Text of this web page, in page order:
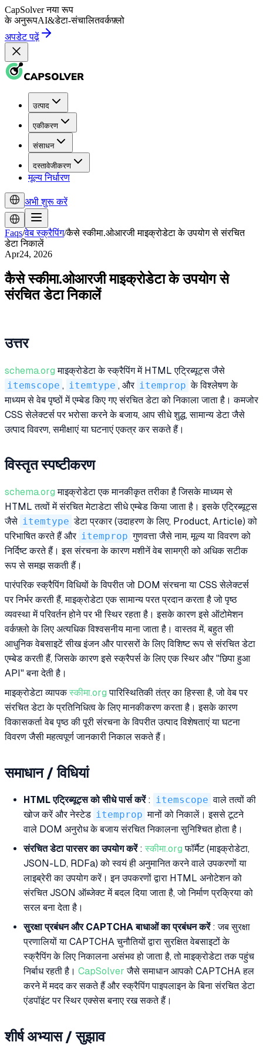
CapSolver नया रूप
के अनुरूपAI&डेटा-संचालितवर्कफ़्लो
अपडेट पढ़ें
उत्पाद
एकीकरण
संसाधन
दस्तावेजीकरण
मूल्य निर्धारण
अभी शुरू करें
Faqs/वेब स्क्रैपिंग/कैसे स्कीमा.ओआरजी माइक्रोडेटा के उपयोग से संरचित
डेटा निकालें
Apr24, 2026
कैसे स्कीमा.ओआरजी माइक्रोडेटा के उपयोग से
संरचित डेटा निकालें
उत्तर
schema.org माइक्रोडेटा के स्क्रैपिंग में HTML एट्रिब्यूट्स जैसे
itemscope , itemtype , और itemprop के विश्लेषण के
माध्यम से वेब पृष्ठों में एम्बेड किए गए संरचित डेटा को निकाला जाता है। कमजोर
CSS सेलेक्टर्स पर भरोसा करने के बजाय, आप सीधे शुद्ध, सामान्य डेटा जैसे
उत्पाद विवरण, समीक्षाएं या घटनाएं एकत्र कर सकते हैं।
विस्तृत स्पष्टीकरण
schema.org माइक्रोडेटा एक मानकीकृत तरीका है जिसके माध्यम से
HTML तत्वों में संरचित मेटाडेटा सीधे एम्बेड किया जाता है। इसके एट्रिब्यूट्स
जैसे itemtype डेटा प्रकार (उदाहरण के लिए, Product, Article) को
परिभाषित करते हैं और itemprop गुणवत्ता जैसे नाम, मूल्य या विवरण को
निर्दिष्ट करते हैं। इस संरचना के कारण मशीनें वेब सामग्री को अधिक सटीक
रूप से समझ सकती हैं।
पारंपरिक स्क्रैपिंग विधियों के विपरीत जो DOM संरचना या CSS सेलेक्टर्स
पर निर्भर करती हैं, माइक्रोडेटा एक सामान्य परत प्रदान करता है जो पृष्ठ
व्यवस्था में परिवर्तन होने पर भी स्थिर रहता है। इसके कारण इसे ऑटोमेशन
वर्कफ़्लो के लिए अत्यधिक विश्वसनीय माना जाता है। वास्तव में, बहुत सी
आधुनिक वेबसाइटें सीख इंजन और पारसरों के लिए विशिष्ट रूप से संरचित डेटा
एम्बेड करती हैं, जिसके कारण इसे स्क्रैपर्स के लिए एक स्थिर और "छिपा हुआ
API" बना देती है।
माइक्रोडेटा व्यापकस्कीमा.org पारिस्थितिकी तंत्र का हिस्सा है, जो वेब पर
संरचित डेटा के प्रतिनिधित्व के लिए मानकीकरण करता है। इसके कारण
विकासकर्ता वेब पृष्ठ की पूरी संरचना के विपरीत उत्पाद विशेषताएं या घटना
विवरण जैसी महत्वपूर्ण जानकारी निकाल सकते हैं।
समाधान / विधियां
HTML एट्रिब्यूट्स को सीधे पार्स करें: itemscope वाले तत्वों की
खोज करें और नेस्टेड itemprop मानों को निकालें। इससे टूटने
वाले DOM अनुरोध के बजाय संरचित निकालना सुनिश्चित होता है।
संरचित डेटा पारसर का उपयोग करें: स्कीमा.org फॉर्मैट (माइक्रोडेटा,
JSON-LD, RDFa) को स्वयं ही अनुमानित करने वाले उपकरणों या
लाइब्रेरी का उपयोग करें। इन उपकरणों द्वारा HTML अनोटेशन को
संरचित JSON ऑब्जेक्ट में बदल दिया जाता है, जो निर्माण प्रक्रिया को
सरल बना देता है।
सुरक्षा प्रबंधन और CAPTCHA बाधाओं का प्रबंधन करें: जब सुरक्षा
प्रणालियों या CAPTCHA चुनौतियों द्वारा सुरक्षित वेबसाइटों के
स्क्रैपिंग के लिए निकालना असंभव हो जाता है, तो माइक्रोडेटा तक पहुंच
निर्बाध रहती है। CapSolver जैसे समाधान आपको CAPTCHA हल
करने में मदद कर सकते हैं और स्क्रैपिंग पाइपलाइन के बिना संरचित डेटा
एंडपॉइंट पर स्थिर एक्सेस बनाए रख सकते हैं।
शीर्ष अभ्यास / सुझाव